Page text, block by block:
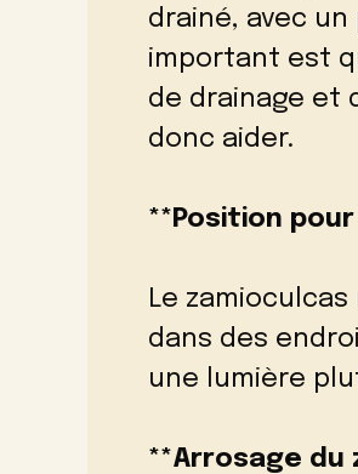
drainé, avec
important est
de drainage et
donc aider.
**Position
Le
dans des
une lumière
**Arrosage du